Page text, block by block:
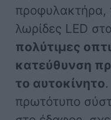
προφυλακτήρα,
λωρίδες LED
πολύτιμες
κατεύθυνση
το αυτοκίνητο
πρωτότυπο